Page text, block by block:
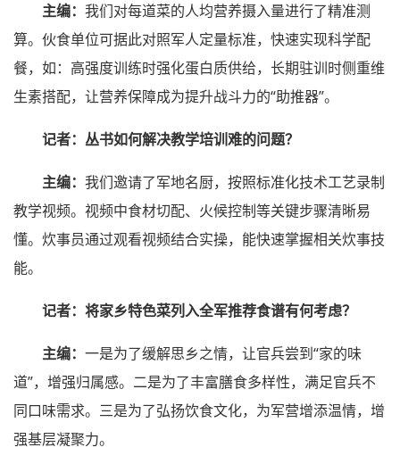
主编： 我们对每道菜的人均营养摄入量进行了精准测
算。伙食单位可据此对照军人定量标准，快速实现科学配
餐，如：高强度训练时强化蛋白质供给，长期驻训时侧重维
生素搭配，让营养保障成为提升战斗力的“助推器”。
记者：丛书如何解决教学培训难的问题？
主编： 我们邀请了军地名厨，按照标准化技术工艺录制
教学视频。视频中食材切配、火候控制等关键步骤清晰易
懂。炊事员通过观看视频结合实操，能快速掌握相关炊事技
能。
记者：将家乡特色菜列入全军推荐食谱有何考虑？
主编： 一是为了缓解思乡之情，让官兵尝到“家的味
道”，增强归属感。二是为了丰富膳食多样性，满足官兵不
同口味需求。三是为了弘扬饮食文化，为军营增添温情，增
强基层凝聚力。